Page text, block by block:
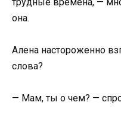
она.
Алена настороженно
слова?
— Мам, ты о чем? —